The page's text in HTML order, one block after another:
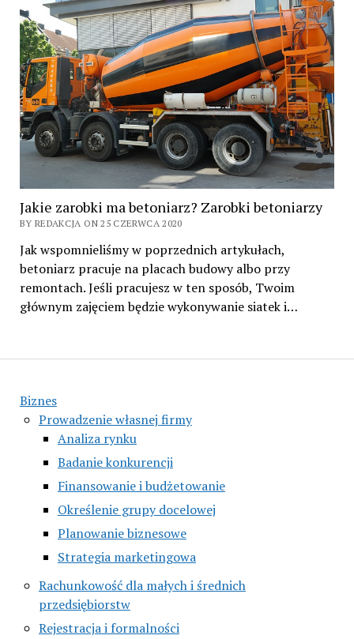
Biznes
Prowadzenie własnej firmy
Analiza rynku
Badanie konkurencji
Finansowanie i budżetowanie
Określenie grupy docelowej
Planowanie biznesowe
Strategia marketingowa
Rachunkowość dla małych i średnich
przedsiębiorstw
Rejestracja i formalności
Jakie zarobki ma betoniarz? Zarobki betoniarzy
BY REDAKCJA ON 25 CZERWCA 2020
Jak wspomnieliśmy w poprzednich artykułach,
betoniarz pracuje na placach budowy albo przy
remontach. Jeśli pracujesz w ten sposób, Twoim
głównym zajęciem będzie wykonywanie siatek i…